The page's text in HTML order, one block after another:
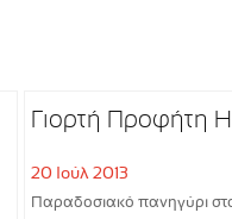
Γιορτή Προφήτη
20 Ιούλ 2013
Παραδοσιακό πανηγύρι